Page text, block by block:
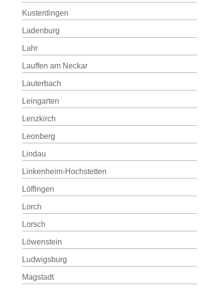
Kusterdingen
Ladenburg
Lahr
Lauffen am Neckar
Lauterbach
Leingarten
Lenzkirch
Leonberg
Lindau
Linkenheim-Hochstetten
Löffingen
Lorch
Lorsch
Löwenstein
Ludwigsburg
Magstadt